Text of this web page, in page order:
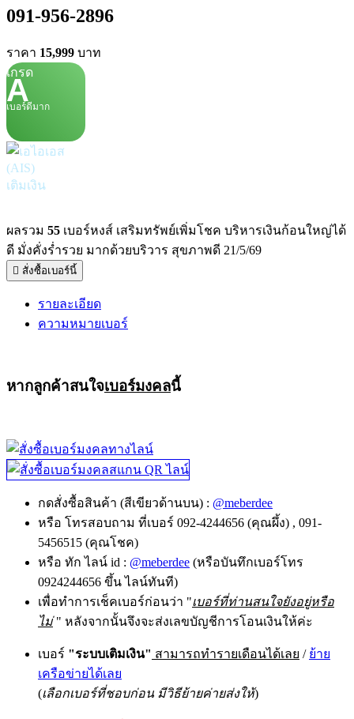
091-956-2896
ราคา 15,999 บาท
เกรด
A
เบอร์ดีมาก
เติมเงิน
ผลรวม 55 เบอร์หงส์ เสริมทรัพย์เพิ่มโชค บริหารเงินก้อนใหญ่ได้
ดี มั่งคั่งร่ำรวย มากด้วยบริวาร สุขภาพดี 21/5/69
สั่งซื้อเบอร์นี้
รายละเอียด
ความหมายเบอร์
หากลูกค้าสนใจเบอร์มงคลนี้
กดสั่งซื้อสินค้า (สีเขียวด้านบน) : @meberdee
หรือ โทรสอบถาม ที่เบอร์ 092-4244656 (คุณผึ้ง) , 091-
5456515 (คุณโชค)
หรือ ทัก ไลน์ id : @meberdee (หรือบันทึกเบอร์โทร
0924244656 ขึ้น ไลน์ทันที)
เพื่อทำการเช็คเบอร์ก่อนว่า "เบอร์ที่ท่านสนใจยังอยู่หรือ
ไม่" หลังจากนั้นจึงจะส่งเลขบัญชีการโอนเงินให้ค่ะ
เบอร์ "ระบบเติมเงิน" สามารถทำรายเดือนได้เลย / ย้าย
เครือข่ายได้เลย
(เลือกเบอร์ที่ชอบก่อน มีวิธีย้ายค่ายส่งให้)